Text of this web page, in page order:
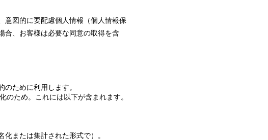
意図的に要配慮個人情報（個人情報保
合、お客様は必要な同意の取得を含
ために利用します。
ため。これには以下が含まれます。
または集計された形式で）。